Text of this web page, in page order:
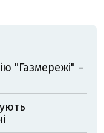
"Газмережі" –